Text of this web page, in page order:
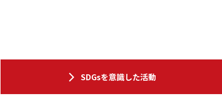
SDGsを意識した活動